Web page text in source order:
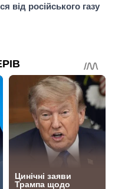
від російського газу